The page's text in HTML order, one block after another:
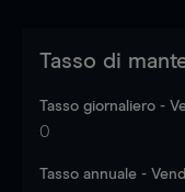
Tasso di
Tasso giornaliero -
0
Tasso annuale -